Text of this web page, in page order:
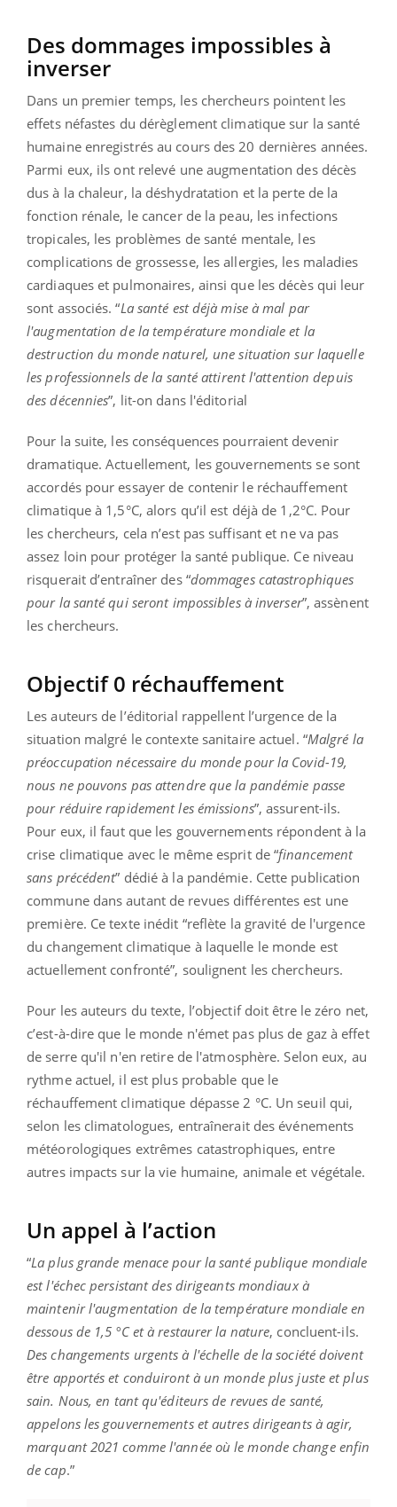
Des dommages impossibles à
inverser
Dans un premier temps, les chercheurs pointent les
effets néfastes du dérèglement climatique sur la santé
humaine enregistrés au cours des 20 dernières années.
Parmi eux, ils ont relevé une augmentation des décès
dus à la chaleur, la déshydratation et la perte de la
fonction rénale, le cancer de la peau, les infections
tropicales, les problèmes de santé mentale, les
complications de grossesse, les allergies, les maladies
cardiaques et pulmonaires, ainsi que les décès qui leur
sont associés. “La santé est déjà mise à mal par
l'augmentation de la température mondiale et la
destruction du monde naturel, une situation sur laquelle
les professionnels de la santé attirent l'attention depuis
des décennies”, lit-on dans l'éditorial
Pour la suite, les conséquences pourraient devenir
dramatique. Actuellement, les gouvernements se sont
accordés pour essayer de contenir le réchauffement
climatique à 1,5°C, alors qu’il est déjà de 1,2°C. Pour
les chercheurs, cela n’est pas suffisant et ne va pas
assez loin pour protéger la santé publique. Ce niveau
risquerait d’entraîner des “dommages catastrophiques
pour la santé qui seront impossibles à inverser”, assènent
les chercheurs.
Objectif 0 réchauffement
Les auteurs de l’éditorial rappellent l’urgence de la
situation malgré le contexte sanitaire actuel. “Malgré la
préoccupation nécessaire du monde pour la Covid-19,
nous ne pouvons pas attendre que la pandémie passe
pour réduire rapidement les émissions”, assurent-ils.
Pour eux, il faut que les gouvernements répondent à la
crise climatique avec le même esprit de “financement
sans précédent” dédié à la pandémie. Cette publication
commune dans autant de revues différentes est une
première. Ce texte inédit “reflète la gravité de l'urgence
du changement climatique à laquelle le monde est
actuellement confronté”, soulignent les chercheurs.
Pour les auteurs du texte, l’objectif doit être le zéro net,
c’est-à-dire que le monde n'émet pas plus de gaz à effet
de serre qu'il n'en retire de l'atmosphère. Selon eux, au
rythme actuel, il est plus probable que le
réchauffement climatique dépasse 2 °C. Un seuil qui,
selon les climatologues, entraînerait des événements
météorologiques extrêmes catastrophiques, entre
autres impacts sur la vie humaine, animale et végétale.
Un appel à l’action
“La plus grande menace pour la santé publique mondiale
est l'échec persistant des dirigeants mondiaux à
maintenir l'augmentation de la température mondiale en
dessous de 1,5 °C et à restaurer la nature, concluent-ils.
Des changements urgents à l'échelle de la société doivent
être apportés et conduiront à un monde plus juste et plus
sain. Nous, en tant qu'éditeurs de revues de santé,
appelons les gouvernements et autres dirigeants à agir,
marquant 2021 comme l'année où le monde change enfin
de cap.”